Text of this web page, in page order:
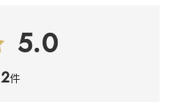
5.0
2件